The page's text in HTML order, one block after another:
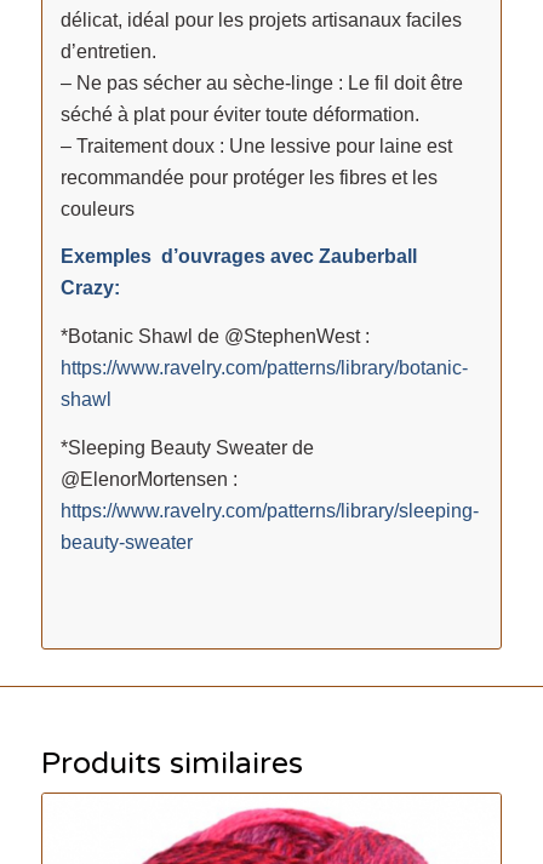
délicat, idéal pour les projets artisanaux faciles
d’entretien.
– Ne pas sécher au sèche-linge : Le fil doit être
séché à plat pour éviter toute déformation.
– Traitement doux : Une lessive pour laine est
recommandée pour protéger les fibres et les
couleurs
Exemples d’ouvrages avec Zauberball
Crazy:
*Botanic Shawl de @StephenWest :
https://www.ravelry.com/patterns/library/botanic-
shawl
*Sleeping Beauty Sweater de
@ElenorMortensen :
https://www.ravelry.com/patterns/library/sleeping-
beauty-sweater
Produits similaires